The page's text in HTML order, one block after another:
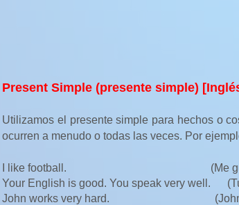
Present Simple (presente simple)
Utilizamos el presente simple para hechos o
ocurren a menudo o todas las veces. Por
I like football.
(Me
Your English is good. You speak very well.
John works very hard. (John